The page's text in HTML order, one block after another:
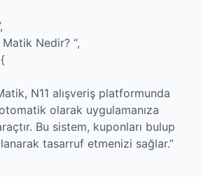
Matik Nedir? “,
N11 alışveriş platformunda
olarak uygulamanıza
Bu sistem, kuponları bulup
tasarruf etmenizi sağlar.”